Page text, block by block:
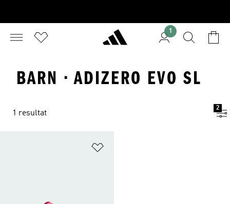
1
BARN · ADIZERO EVO SL
1 resultat
2